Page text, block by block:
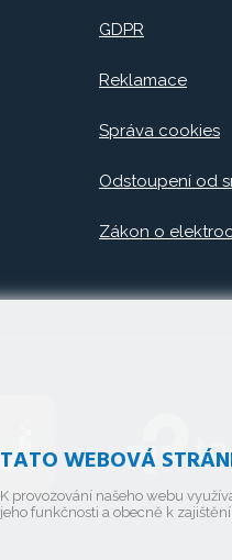
GDPR
Reklamace
Správa cookies
Odstoupení od
Zákon o
TATO WEBOVÁ
K provozování našeho webu
jeho funkčnosti a obecně k